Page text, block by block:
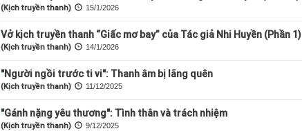
(Kịch truyền thanh) 15/1/2026
Vở kịch truyền thanh “Giấc mơ bay” của Tác giả Nhi Huyền (Phần 1)
(Kịch truyền thanh) 14/1/2026
"Người ngồi trước ti vi": Thanh âm bị lãng quên
(Kịch truyền thanh) 11/12/2025
"Gánh nặng yêu thương": Tình thân và trách nhiệm
(Kịch truyền thanh) 9/12/2025